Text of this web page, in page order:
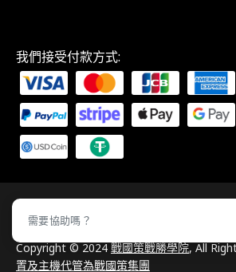
我們接受付款方式:
Copyright © 2024 戰國策戰勝學院, All
置及主機代管為戰國策集團
需要協助嗎？